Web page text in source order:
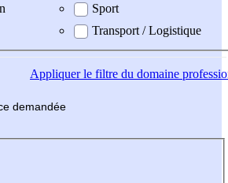
Sport
Transport / Logistique
Appliquerle filtre du domaine
demandée